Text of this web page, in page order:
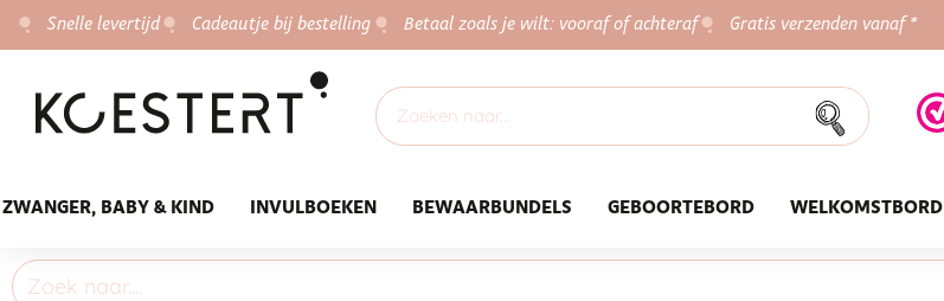
Snelle levertijd Cadeautje bij bestelling Betaal zoals je wilt: vooraf of achteraf Gratis verzenden vanaf *
ZWANGER, BABY & KIND INVULBOEKEN BEWAARBUNDELS GEBOORTEBORD WELKOMSTBORD